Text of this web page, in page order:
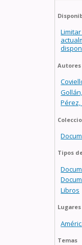
Autores
Pérez,
Tipos
Libros
Lugares
Temas